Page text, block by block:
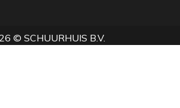
© SCHUURHUIS B.V.